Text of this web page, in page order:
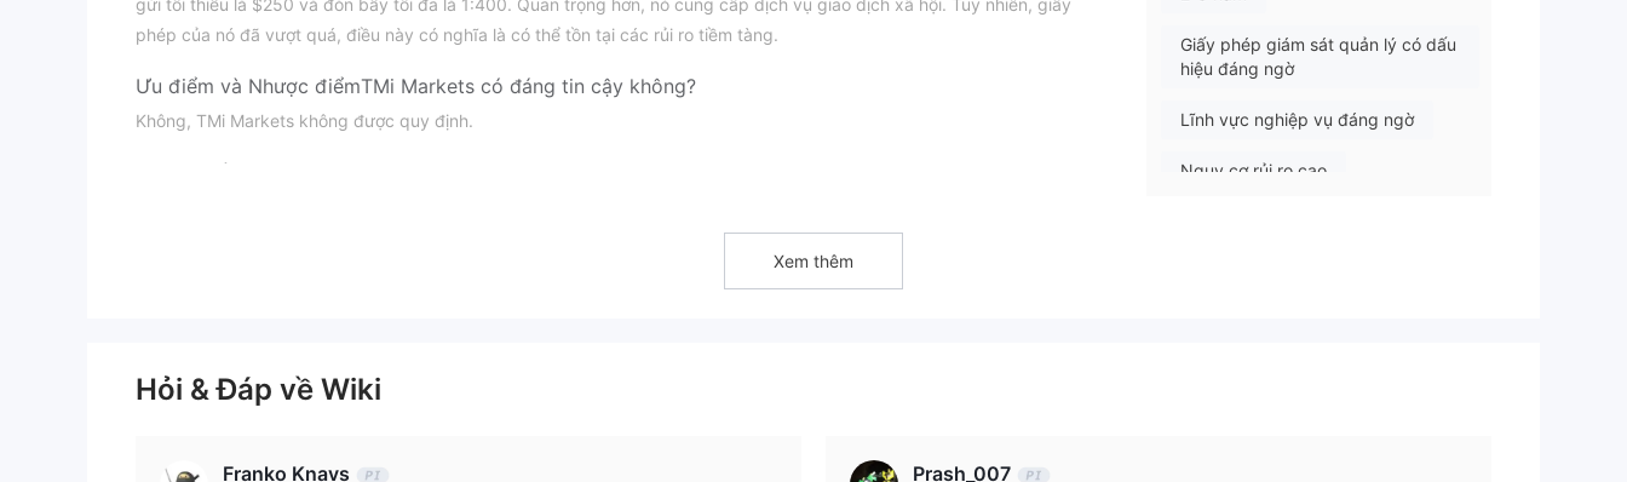
gửi tối thiểu là $250 và đòn bẩy tối đa là 1:400. Quan trọng hơn, nó cung cấp dịch vụ giao dịch xã hội. Tuy nhiên, giấy
phép của nó đã vượt quá, điều này có nghĩa là có thể tồn tại các rủi ro tiềm tàng.
Ưu điểm và Nhược điểmTMi Markets có đáng tin cậy không?
Không, TMi Markets không được quy định.
TMi Markets cung cấp 4 loại tài khoản, bao gồm Bronze, Silver, Gold và Platinum. Tuy nhiên, nó không đề cập đến việc có
Đòn bẩy có thể lên đến1:400
rủi ro tiềm năng cao.
Nền tảng giao dịch
Giấy phép giám sát quản lý có dấu
hiệu đáng ngờ
Lĩnh vực nghiệp vụ đáng ngờ
Nguy cơ rủi ro cao
Xem thêm
Hỏi & Đáp về Wiki
Franko Knavs Prash_007